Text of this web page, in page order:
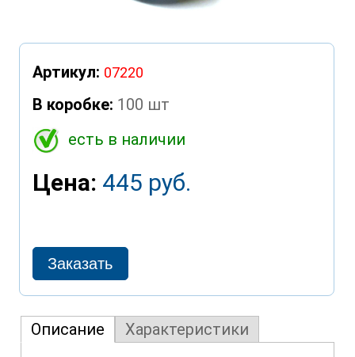
Артикул: 07220
В коробке: 100 шт
есть в наличии
Цена: 445 руб.
Описание Характеристики